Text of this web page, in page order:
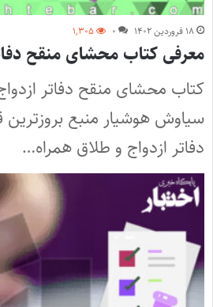
۱۸ فروردین ۱۴۰۲ ۰ ۱,۳۰۵
معرفی کتاب محشای منقح
کتاب محشای منقح دفاتر
سیاوش هوشیار منبع بروزترین
دفاتر ازدواج و طلاق همراه…